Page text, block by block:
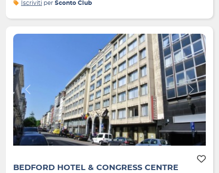
Iscriviti per Sconto Club
Indietro Avanti
BEDFORD HOTEL & CONGRESS CENTRE